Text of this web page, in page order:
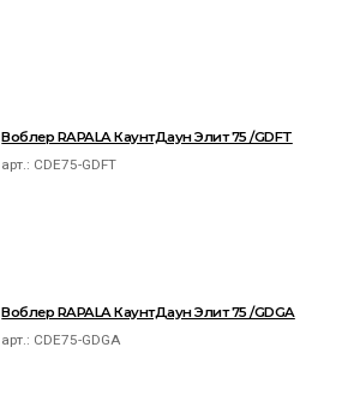
Воблер RAPALA КаунтДаун Элит 75 /GDFT
арт.: CDE75-GDFT
Воблер RAPALA КаунтДаун Элит 75 /GDGA
арт.: CDE75-GDGA